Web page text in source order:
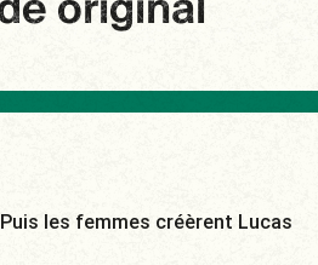
original
les femmes créèrent Lucas